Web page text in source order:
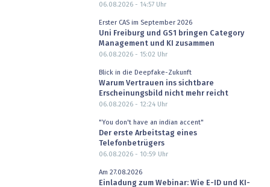
06.08.2026 - 14:57Uhr
Erster CAS im September 2026
Uni Freiburg und GS1 bringen Category
Management und KI zusammen
06.08.2026 - 15:02 Uhr
Blick in die Deepfake-Zukunft
Warum Vertrauen ins sichtbare
Erscheinungsbild nicht mehr reicht
06.08.2026 - 12:24Uhr
"You don't have an indian accent"
Der erste Arbeitstag eines
Telefonbetrügers
06.08.2026 - 10:59 Uhr
Am 27.08.2026
Einladung zum Webinar: Wie E-ID und KI-